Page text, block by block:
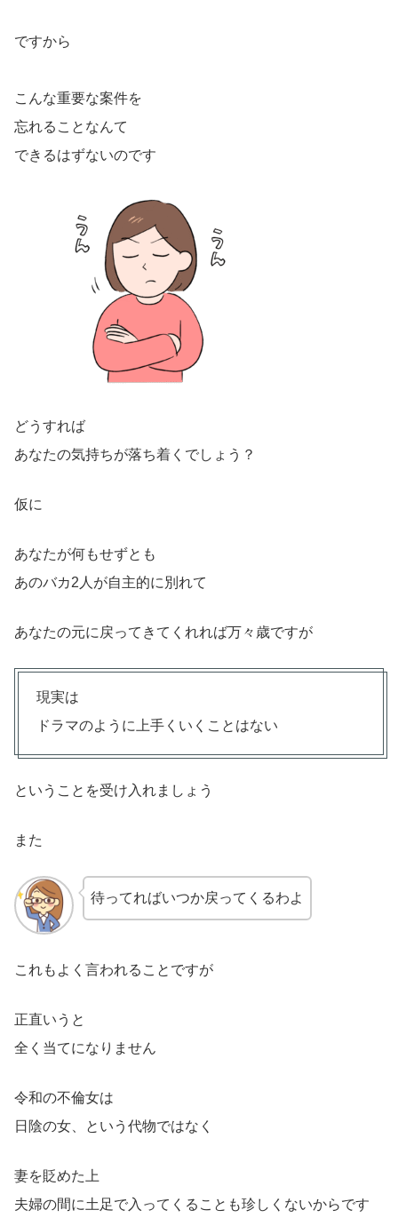
ですから
こんな重要な案件を
忘れることなんて
できるはずないのです
どうすれば
あなたの気持ちが落ち着くでしょう？
仮に
あなたが何もせずとも
あのバカ2人が自主的に別れて
あなたの元に戻ってきてくれれば万々歳ですが
現実は
ドラマのように上手くいくことはない
ということを受け入れましょう
また
待ってればいつか戻ってくるわよ
これもよく言われることですが
正直いうと
全く当てになりません
令和の不倫女は
日陰の女、という代物ではなく
妻を貶めた上
夫婦の間に土足で入ってくることも珍しくないからです